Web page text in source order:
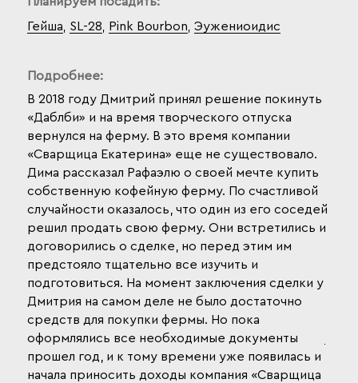
Гейша
SL-28 Pink Bourbon Эужениоидис
Подробнее:
В 2018 году Дмитрий принял решение покинуть
«Даблби» и на время творческого отпуска
вернулся на ферму. В это время компании
«Сварщица Екатерина» еще не существовало.
Дима рассказал Рафаэлю о своей мечте купить
собственную кофейную ферму. По счастливой
случайности оказалось, что один из его соседей
решил продать свою ферму. Они встретились и
договорились о сделке, но перед этим им
предстояло тщательно все изучить и
подготовиться. На момент заключения сделки у
Дмитрия на самом деле не было достаточно
средств для покупки фермы. Но пока
оформлялись все необходимые документы
прошел год, и к тому времени уже появилась и
начала приносить доходы компания «Сварщица